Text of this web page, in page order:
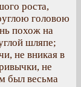
роста,
головою
похож на
шляпе;
не вникая в
не
был весьма